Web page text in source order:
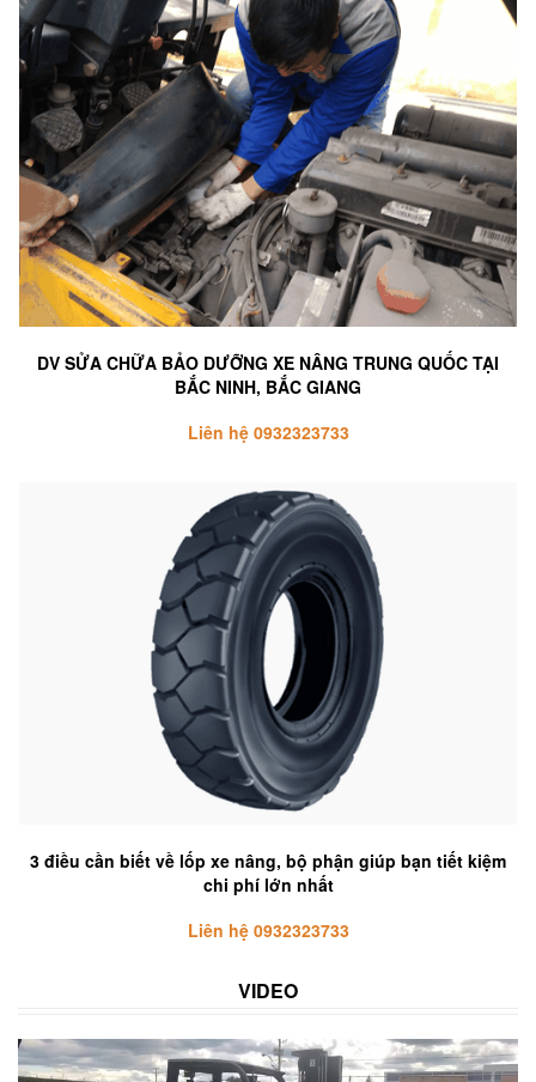
DV SỬA CHỮA BẢO DƯỠNG XE NÂNG TRUNG QUỐC TẠI
BẮC NINH, BẮC GIANG
Liên hệ 0932323733
3 điều cần biết về lốp xe nâng, bộ phận giúp bạn tiết kiệm
chi phí lớn nhất
Liên hệ 0932323733
VIDEO